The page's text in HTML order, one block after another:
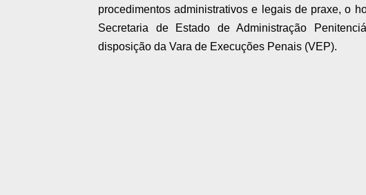
procedimentos administrativos e legais de praxe, o
Secretaria de Estado de Administração
disposição da Vara de Execuções Penais (VEP).